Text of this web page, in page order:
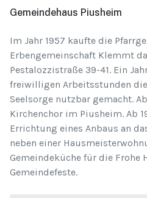
Gemeindehaus Piusheim
Im Jahr 1957 kaufte die
Erbengemeinschaft Klemmt
Pestalozzistraße 39-41. Ein
freiwilligen Arbeitsstunden
Seelsorge nutzbar gemacht.
Kirchenchor im Piusheim. Ab
Errichtung eines Anbaus an
neben einer
Gemeindeküche für die
Gemeindefeste.